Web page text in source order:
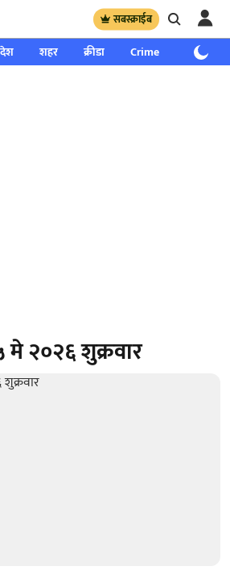
सबस्क्राईब
देश शहर क्रीडा Crime साप्ताहिक
२०२६ शुक्रवार